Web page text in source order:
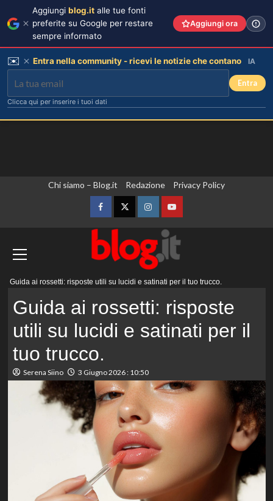
Chi siamo – Blog.it Redazione Privacy Policy
FacebookTwitterInstagramYouTube
Guida ai rossetti: risposte utili su lucidi e satinati per il tuo trucco.
Guida ai rossetti: risposte
utili su lucidi e satinati per il
tuo trucco.
Serena Siino 3 Giugno 2026 : 10:50
Aggiungi blog.it alle tue fonti
preferite su Google per restare
sempre informato
Aggiungi ora
✉️ Entra nella community - ricevi le notizie che contano IA
Entra
Clicca qui per inserire i tuoi dati